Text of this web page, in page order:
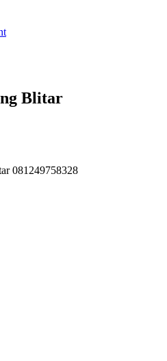
Blitar
081249758328